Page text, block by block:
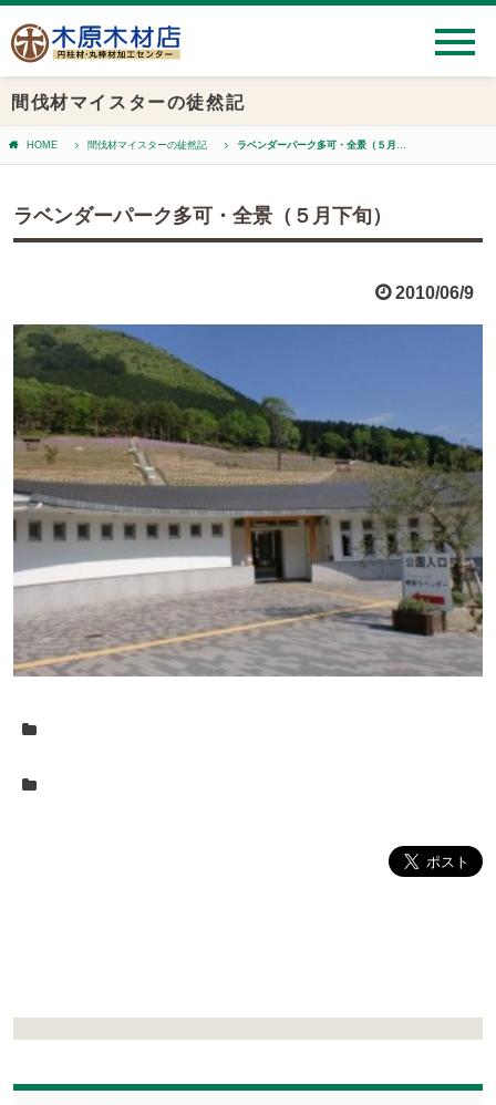
間伐材マイスターの徒然記
HOME 間伐材マイスターの徒然記 ラベンダーパーク多可・全景（５月下旬）
ラベンダーパーク多可・全景（５月下旬）
2010/06/9